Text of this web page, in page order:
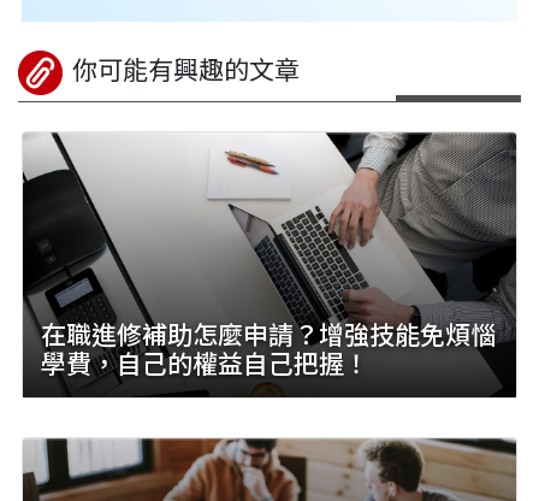
你可能有興趣的文章
在職進修補助怎麼申請？增強技能免煩惱
學費，自己的權益自己把握！